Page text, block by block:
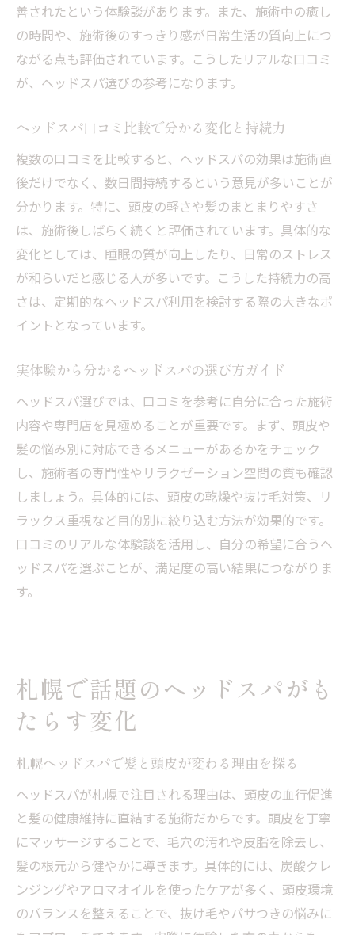
善されたという体験談があります。また、施術中の癒し
の時間や、施術後のすっきり感が日常生活の質向上につ
ながる点も評価されています。こうしたリアルな口コミ
が、ヘッドスパ選びの参考になります。
ヘッドスパ口コミ比較で分かる変化と持続力
複数の口コミを比較すると、ヘッドスパの効果は施術直
後だけでなく、数日間持続するという意見が多いことが
分かります。特に、頭皮の軽さや髪のまとまりやすさ
は、施術後しばらく続くと評価されています。具体的な
変化としては、睡眠の質が向上したり、日常のストレス
が和らいだと感じる人が多いです。こうした持続力の高
さは、定期的なヘッドスパ利用を検討する際の大きなポ
イントとなっています。
実体験から分かるヘッドスパの選び方ガイド
ヘッドスパ選びでは、口コミを参考に自分に合った施術
内容や専門店を見極めることが重要です。まず、頭皮や
髪の悩み別に対応できるメニューがあるかをチェック
し、施術者の専門性やリラクゼーション空間の質も確認
しましょう。具体的には、頭皮の乾燥や抜け毛対策、リ
ラックス重視など目的別に絞り込む方法が効果的です。
口コミのリアルな体験談を活用し、自分の希望に合うヘ
ッドスパを選ぶことが、満足度の高い結果につながりま
す。
札幌で話題のヘッドスパがも
たらす変化
札幌ヘッドスパで髪と頭皮が変わる理由を探る
ヘッドスパが札幌で注目される理由は、頭皮の血行促進
と髪の健康維持に直結する施術だからです。頭皮を丁寧
にマッサージすることで、毛穴の汚れや皮脂を除去し、
髪の根元から健やかに導きます。具体的には、炭酸クレ
ンジングやアロマオイルを使ったケアが多く、頭皮環境
のバランスを整えることで、抜け毛やパサつきの悩みに